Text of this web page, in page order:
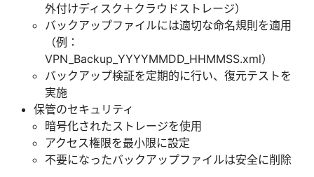
外付けディスク＋クラウドストレージ）
バックアップファイルには適切な命名規則を適用
（例：
VPN_Backup_YYYYMMDD_HHMMSS.xml）
バックアップ検証を定期的に行い、復元テストを
実施
保管のセキュリティ
暗号化されたストレージを使用
アクセス権限を最小限に設定
不要になったバックアップファイルは安全に削除